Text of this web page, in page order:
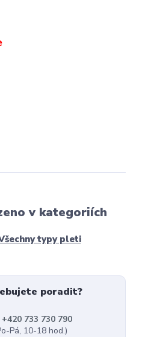
v kategoriích
typy pleti
poradit?
+420 733 730 790
Pá, 10-18 hod.)